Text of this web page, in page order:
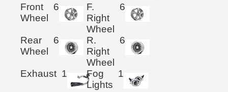
Front
Wheel
6
F.
Right
Wheel
6
Rear
Wheel
6
R.
Right
Wheel
6
Exhaust 1
Fog
Lights
1